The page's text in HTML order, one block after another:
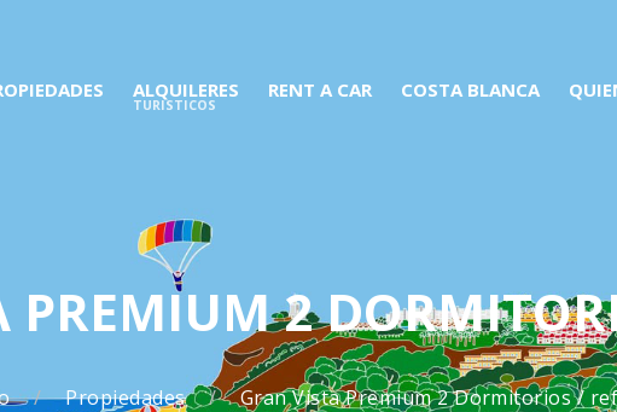
ALQUILERES
TURISTICOS
RENT A CAR COSTA BLANCA
PREMIUM 2
Propiedades Gran Vista Premium 2 Dormitorios /